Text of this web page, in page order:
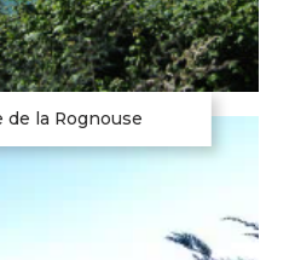
de la Rognouse